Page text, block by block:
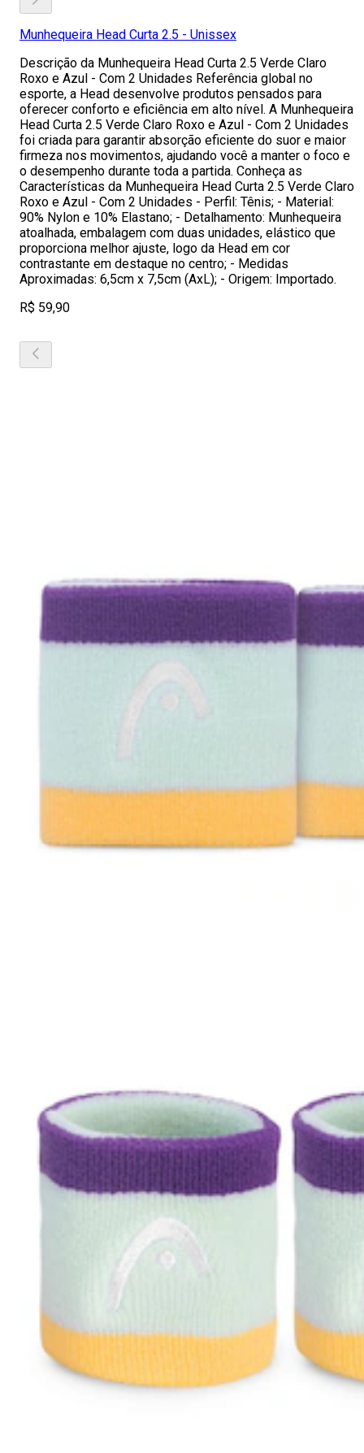
Munhequeira Head Curta 2.5 - Unissex
Descrição da Munhequeira Head Curta 2.5 Verde Claro
Roxo e Azul - Com 2 Unidades Referência global no
esporte, a Head desenvolve produtos pensados para
oferecer conforto e eficiência em alto nível. A Munhequeira
Head Curta 2.5 Verde Claro Roxo e Azul - Com 2 Unidades
foi criada para garantir absorção eficiente do suor e maior
firmeza nos movimentos, ajudando você a manter o foco e
o desempenho durante toda a partida. Conheça as
Características da Munhequeira Head Curta 2.5 Verde Claro
Roxo e Azul - Com 2 Unidades - Perfil: Tênis; - Material:
90% Nylon e 10% Elastano; - Detalhamento: Munhequeira
atoalhada, embalagem com duas unidades, elástico que
proporciona melhor ajuste, logo da Head em cor
contrastante em destaque no centro; - Medidas
Aproximadas: 6,5cm x 7,5cm (AxL); - Origem: Importado.
R$ 59,90